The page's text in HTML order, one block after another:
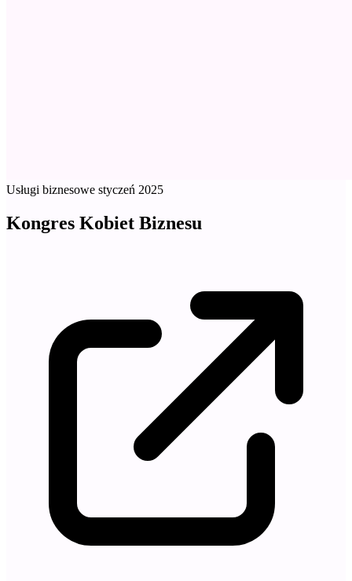
Usługi biznesowe styczeń 2025
Kongres Kobiet Biznesu